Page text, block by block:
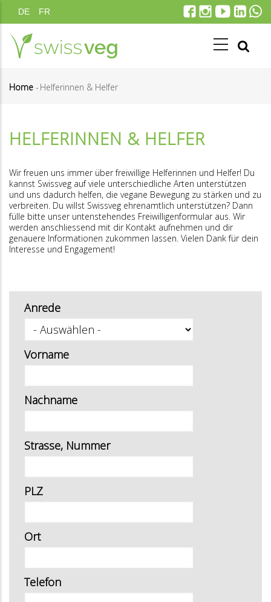
Direkt
zum
Inhalt
DE FR
Home - Helferinnen & Helfer
HELFERINNEN & HELFER
Wir freuen uns immer über freiwillige Helferinnen und Helfer! Du
kannst Swissveg auf viele unterschiedliche Arten unterstützen
und uns dadurch helfen, die vegane Bewegung zu stärken und zu
verbreiten. Du willst Swissveg ehrenamtlich unterstützen? Dann
fülle bitte unser untenstehendes Freiwilligenformular aus. Wir
werden anschliessend mit dir Kontakt aufnehmen und dir
genauere Informationen zukommen lassen. Vielen Dank für dein
Interesse und Engagement!
Anrede
Vorname
Nachname
Strasse, Nummer
PLZ
Ort
Telefon